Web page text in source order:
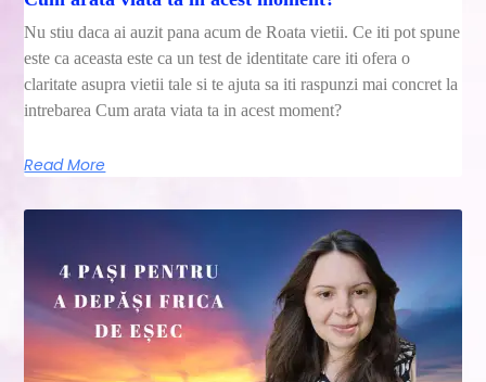
Nu stiu daca ai auzit pana acum de Roata vietii. Ce iti pot spune
este ca aceasta este ca un test de identitate care iti ofera o
claritate asupra vietii tale si te ajuta sa iti raspunzi mai concret la
intrebarea Cum arata viata ta in acest moment?
Read More